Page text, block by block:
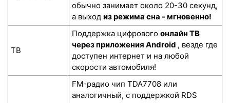
обычно занимает около 20-30 секунд,
а выход из режима сна - мгновенно!
ТВ
Поддержка цифрового онлайн ТВ
через приложения Android , везде где
доступен интернет и на любой
скорости автомобиля!
FM-радио чип TDA7708 или
аналогичный, с поддержкой RDS